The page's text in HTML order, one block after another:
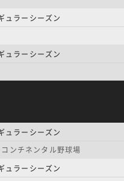
ラーシーズン
ラーシーズン
ラーシーズン
ンチネンタル野球場
ラーシーズン